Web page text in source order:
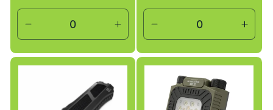
الكمية
لـ
زيادة
الكمية
لـ
عادي
الكمية
لـ
Default
Title
زيادة
لـ